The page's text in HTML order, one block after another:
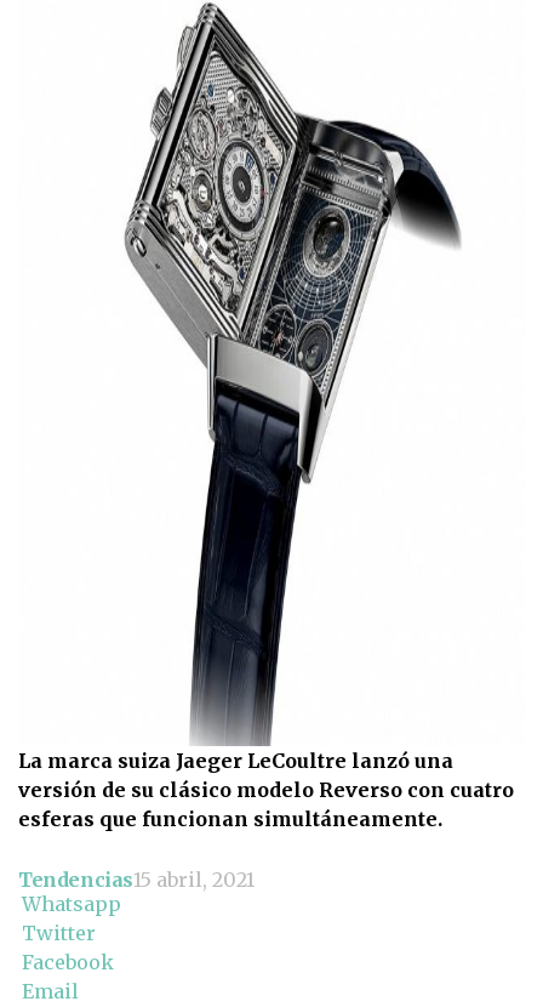
La marca suiza Jaeger LeCoultre lanzó una
versión de su clásico modelo Reverso con cuatro
esferas que funcionan simultáneamente.
Tendencias15 abril, 2021
Whatsapp
Twitter
Facebook
Email